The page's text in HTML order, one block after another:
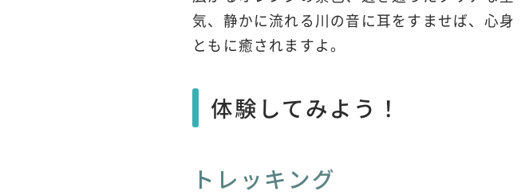
気、静かに流れる川の音に耳をすませば、心身
ともに癒されますよ。
体験してみよう！
トレッキング